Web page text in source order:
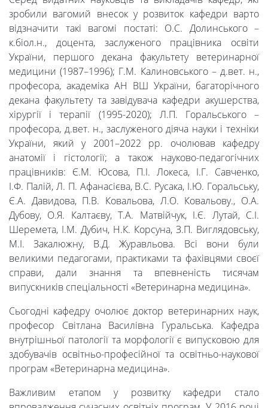
Університет
Вибори
ректора
Освітня
зробили вагомий внесок у розвиток кафедри варто
відзначити такі вагомі постаті: О.С. Долинського –
к.біол.н., доцента, заслуженого працівника освіти
України, першого декана факультету ветеринарної
медицини (1987–1996); Г.М. Калиновського – д.вет. н.,
професора, академіка АН ВШ України, багаторічного
декана факультету та завідувача кафедри акушерства,
хірургії і терапії (1995-2020); Л.П. Горальського –
професора, д.вет. н., заслуженого діяча науки і техніки
України, який у 2001–2022 рр. очолював кафедру
анатомії і гістології; а також науково-педагогічних
працівників: Є.М. Юсова, П.І. Локеса, І.Г. Савченко,
І.Ф. Палій, Л. П. Афанасієва, В.С. Русака, І.Ю. Горальську,
Є.А. Давидова, П.В. Ковальова, Л.О. Ковальову., О.А.
Дубову, О.Я. Калтаєву, Т.А. Матвійчук, І.Є. Лутай, С.І.
Шеремета, І.М. Дубич, Н.К. Корсуна, З.П. Виглядовську,
М.І. Закалюжну, В.Д. Журавльова. Всі вони були
великими педагогами, практиками та фахівцями своєї
справи, дали знання та впевненість тисячам
випускників спеціальності «Ветеринарна медицина».
Сьогодні кафедру очолює доктор ветеринарних наук,
професор Світлана Василівна Гуральська. Кафедра
внутрішньої патології та морфології є випусковою для
здобувачів освітньо-професійної та освітньо-наукової
програм «Ветеринарна медицина».
Важливим етапом у розвитку кафедри стало